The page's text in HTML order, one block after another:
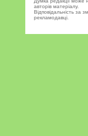
авторів матеріалу.
Відповідальність за
рекламодавці.